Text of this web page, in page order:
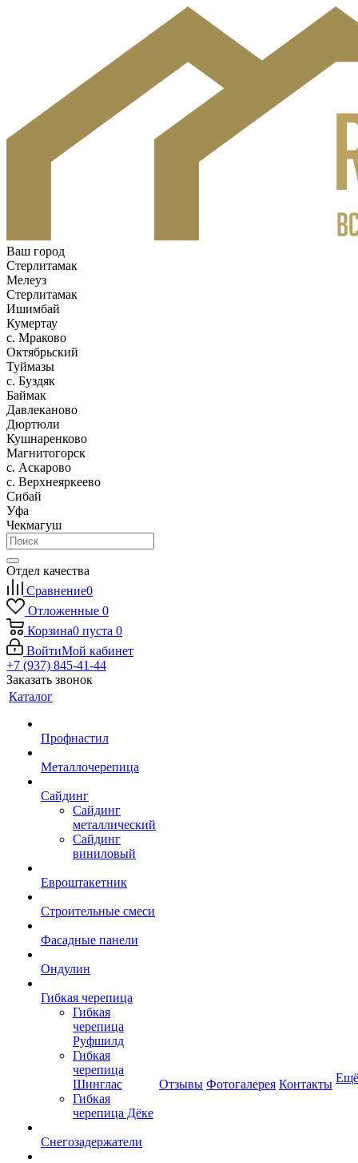
Ваш город
Стерлитамак
Мелеуз
Стерлитамак
Ишимбай
Кумертау
c. Мраково
Октябрьский
Туймазы
c. Буздяк
Баймак
Давлеканово
Дюртюли
Кушнаренково
Магнитогорск
с. Аскарово
с. Верхнеяркеево
Сибай
Уфа
Чекмагуш
Отдел качества
Сравнение0
Отложенные 0
Корзина0 пуста 0
ВойтиМой кабинет
+7 (937) 845-41-44
Заказать звонок
Каталог
Профнастил
Металлочерепица
Сайдинг
Сайдинг
металлический
Сайдинг
виниловый
Евроштакетник
Строительные смеси
Фасадные панели
Ондулин
Гибкая черепица
Гибкая
черепица
Руфшилд
Гибкая
черепица
Шинглас
Гибкая
черепица Дёке
Снегозадержатели
Отзывы Фотогалерея Контакты Ещё